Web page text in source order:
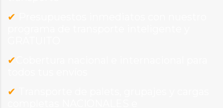
✔
✔
✔